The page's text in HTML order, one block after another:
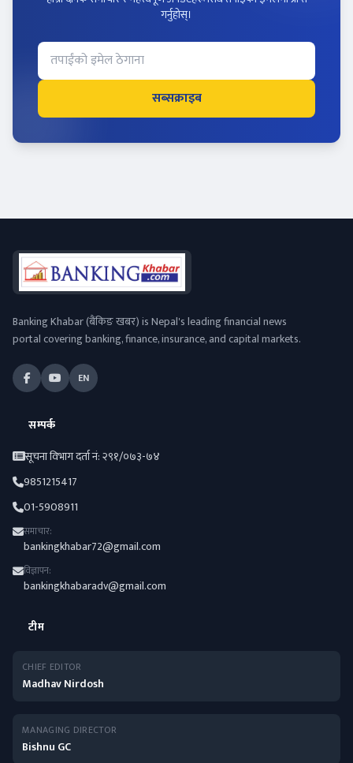
गर्नुहोस्।
सब्सक्राइब
Banking Khabar (बैंकिङ खबर) is Nepal's leading financial news
portal covering banking, finance, insurance, and capital markets.
EN
सम्पर्क
सूचना विभाग दर्ता नं: २९१/०७३-७४
9851215417
01-5908911
समाचार:
bankingkhabar72@gmail.com
विज्ञापन:
bankingkhabaradv@gmail.com
टीम
CHIEF EDITOR
Madhav Nirdosh
MANAGING DIRECTOR
Bishnu GC